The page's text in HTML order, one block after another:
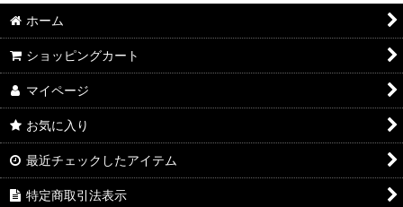
ホーム
ショッピングカート
マイページ
お気に入り
最近チェックしたアイテム
特定商取引法表示